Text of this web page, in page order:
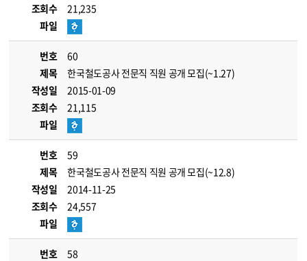
조회수
21,235
파일
번호
60
제목
한국철도공사 전문직 직원 공개 모집(~1.27)
작성일
2015-01-09
조회수
21,115
파일
번호
59
제목
한국철도공사 전문직 직원 공개 모집(~12.8)
작성일
2014-11-25
조회수
24,557
파일
번호
58